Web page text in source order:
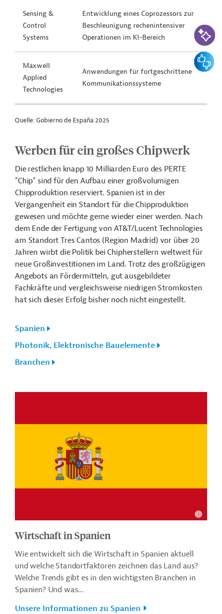
Sensing &
Control
Systems
Entwicklung eines Coprozessors zur
Beschleunigung rechenintensiver
Operationen im KI-Bereich
Maxwell
Applied
Technologies
Anwendungen für fortgeschrittene
Kommunikationssysteme
Quelle: Gobierno de España 2025
Werben für ein großes Chipwerk
Die restlichen knapp 10 Milliarden Euro des PERTE
"Chip" sind für den Aufbau einer großvolumigen
Chipproduktion reserviert. Spanien ist in der
Vergangenheit ein Standort für die Chipproduktion
gewesen und möchte gerne wieder einer werden. Nach
dem Ende der Fertigung von AT&T/Lucent Technologies
am Standort Tres Cantos (Region Madrid) vor über 20
Jahren wirbt die Politik bei Chipherstellern weltweit für
neue Großinvestitionen im Land. Trotz des großzügigen
Angebots an Fördermitteln, gut ausgebildeter
Fachkräfte und vergleichsweise niedrigen Stromkosten
hat sich dieser Erfolg bisher noch nicht eingestellt.
Spanien
Photonik, Elektronische Bauelemente
Branchen
Wirtschaft in Spanien
Wie entwickelt sich die Wirtschaft in Spanien aktuell
und welche Standortfaktoren zeichnen das Land aus?
Welche Trends gibt es in den wichtigsten Branchen in
Spanien? Und was...
Unsere Informationen zu Spanien
KI-